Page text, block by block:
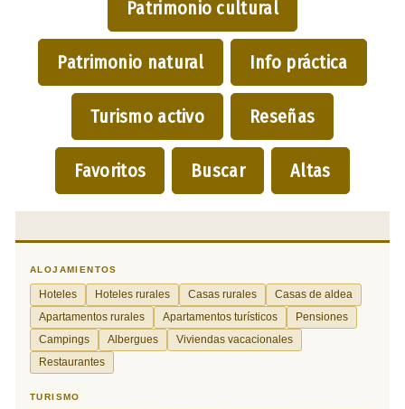
Patrimonio cultural
Patrimonio natural Info práctica
Turismo activo Reseñas
Favoritos Buscar Altas